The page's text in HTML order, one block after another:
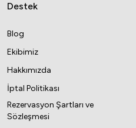
Destek
Blog
Ekibimiz
Hakkımızda
İptal Politikası
Rezervasyon Şartları ve
Sözleşmesi